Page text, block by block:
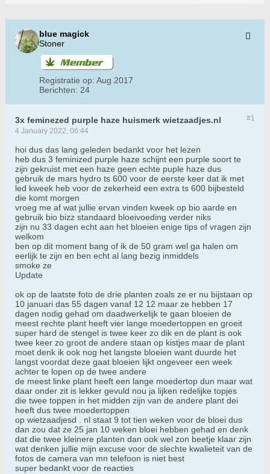
blue magick
Stoner
Registratie op: Aug 2017
Berichten: 24
#1
3x feminezed purple haze huismerk wietzaadjes.nl
4 January 2022, 06:44
hoi dus das lang geleden bedankt voor het lezen
heb dus 3 feminized purple haze schijnt een purple soort te
zijn gekruist met een haze geen echte puple haze dus
gebruik de mars hydro ts 600 voor de eerste keer dat ik met
led kweek heb voor de zekerheid een extra ts 600 bijbesteld
die komt morgen
vroeg me af wat jullie ervan vinden kweek op bio aarde en
gebruik bio bizz standaard bloeivoeding verder niks
zijn nu 33 dagen echt aan het bloeien enige tips of vragen zijn
welkom
ben op dit moment bang of ik de 50 gram wel ga halen om
eerlijk te zijn en ben echt al lang bezig inmiddels
smoke ze
Update
ok op de laatste foto de drie planten zoals ze er nu bijstaan op
10 januari das 55 dagen vanaf 12 12 maar ze hebben 17
dagen nodig gehad om daadwerkelijk te gaan bloeien de
meest rechte plant heeft vier lange moedertoppen en groeit
super hard de stengel is twee keer zo dik en de plant is ook
twee keer zo groot de andere staan op kistjes maar de plant
moet denk ik ook nog het langste bloeien want duurde het
langst voordat deze gaat bloeien lijkt ongeveer een week
achter te lopen op de twee andere
de meest linke plant heeft een lange moedertop dun maar wat
daar onder zit is lekker gevuld nou ja lijken redelijke topjes
die twee toppen in het midden zijn van de andere plant dei
heeft dus twee moedertoppen
op wietzaadjesd . nl staat 9 tot tien weken voor de bloei dus
dan zou dat ze 25 jan 10 weken bloei hebben gehad en denk
dat die twee kleinere planten dan ook wel zon beetje klaar zijn
wat denken jullie mijn excuse voor de slechte kwalieteit van de
fotos de camera van mn telefoon is niet best
super bedankt voor de reacties